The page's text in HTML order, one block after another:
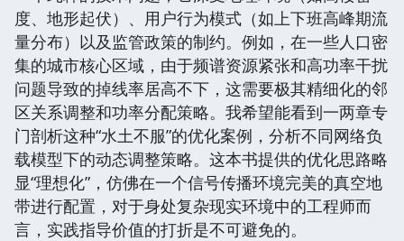
度、地形起伏）、用户行为模式（如上下班高峰期流
量分布）以及监管政策的制约。例如，在一些人口密
集的城市核心区域，由于频谱资源紧张和高功率干扰
问题导致的掉线率居高不下，这需要极其精细化的邻
区关系调整和功率分配策略。我希望能看到一两章专
门剖析这种“水土不服”的优化案例，分析不同网络负
载模型下的动态调整策略。这本书提供的优化思路略
显“理想化”，仿佛在一个信号传播环境完美的真空地
带进行配置，对于身处复杂现实环境中的工程师而
言，实践指导价值的打折是不可避免的。